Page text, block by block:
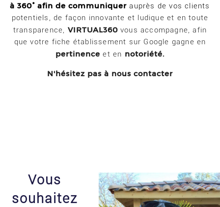
à 360° afin de communiquer auprès de vos clients
potentiels, de façon innovante et ludique et en toute
transparence, VIRTUAL360 vous accompagne, afin
que votre fiche établissement sur Google gagne en
pertinence et en notoriété.
N'hésitez pas à nous contacter
Vous
souhaitez